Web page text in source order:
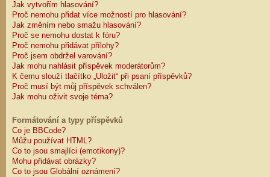
Jak vytvořím hlasování?
Proč nemohu přidat více možností pro hlasování?
Jak změním nebo smažu hlasování?
Proč se nemohu dostat k fóru?
Proč nemohu přidávat přílohy?
Proč jsem obdržel varování?
Jak mohu nahlásit příspěvek moderátorům?
K čemu slouží tlačítko „Uložit“ při psaní příspěvků?
Proč musí být můj příspěvek schválen?
Jak mohu oživit svoje téma?
Formátování a typy příspěvků
Co je BBCode?
Můžu používat HTML?
Co to jsou smajlíci (emotikony)?
Mohu přidávat obrázky?
Co to jsou Globální oznámení?